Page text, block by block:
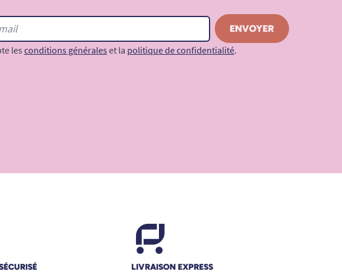
lesconditions générales et la politique de confidentialité.
LIVRAISON EXPRESS